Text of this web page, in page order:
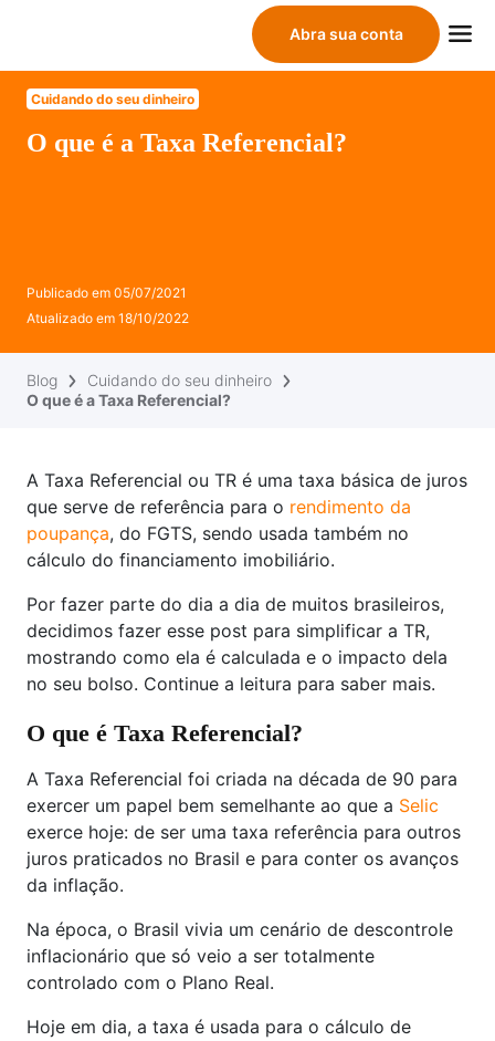
Abra sua conta
Cuidando do seu dinheiro
O que é a Taxa Referencial?
Publicado em 05/07/2021
Atualizado em 18/10/2022
Blog
Cuidando do seu dinheiro
O que é a Taxa Referencial?
A Taxa Referencial ou TR é uma taxa básica de juros
que serve de referência para o rendimento da
poupança, do FGTS, sendo usada também no
cálculo do financiamento imobiliário.
Por fazer parte do dia a dia de muitos brasileiros,
decidimos fazer esse post para simplificar a TR,
mostrando como ela é calculada e o impacto dela
no seu bolso. Continue a leitura para saber mais.
O que é Taxa Referencial?
A Taxa Referencial foi criada na década de 90 para
exercer um papel bem semelhante ao que a Selic
exerce hoje: de ser uma taxa referência para outros
juros praticados no Brasil e para conter os avanços
da inflação.
Na época, o Brasil vivia um cenário de descontrole
inflacionário que só veio a ser totalmente
controlado com o Plano Real.
Hoje em dia, a taxa é usada para o cálculo de